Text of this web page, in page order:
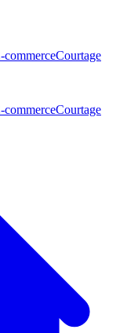
commerceCourtage
commerceCourtage